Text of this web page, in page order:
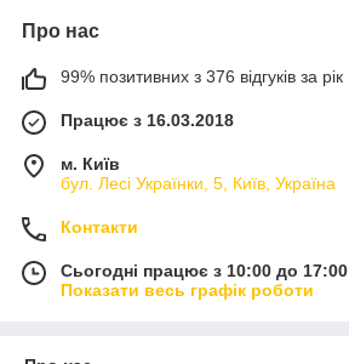
Про нас
99% позитивних з 376 відгуків за рік
Працює з 16.03.2018
м. Київ
бул. Лесі Українки, 5, Київ, Україна
Контакти
Сьогодні працює з 10:00 до 17:00
Показати весь графік роботи